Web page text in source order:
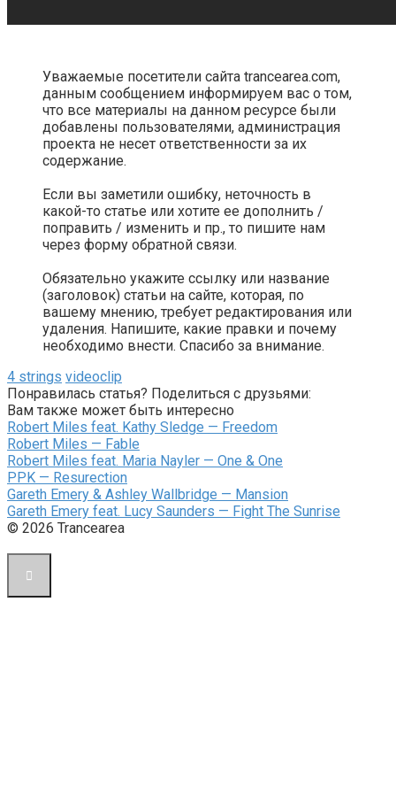
Уважаемые посетители сайта trancearea.com,
данным сообщением информируем вас о том,
что все материалы на данном ресурсе были
добавлены пользователями, администрация
проекта не несет ответственности за их
содержание.
Если вы заметили ошибку, неточность в
какой-то статье или хотите ее дополнить /
поправить / изменить и пр., то пишите нам
через форму обратной связи.
Обязательно укажите ссылку или название
(заголовок) статьи на сайте, которая, по
вашему мнению, требует редактирования или
удаления. Напишите, какие правки и почему
необходимо внести. Спасибо за внимание.
4 strings videoclip
Понравилась статья? Поделиться с друзьями:
Вам также может быть интересно
Robert Miles feat. Kathy Sledge — Freedom
Robert Miles — Fable
Robert Miles feat. Maria Nayler — One & One
PPK — Resurection
Gareth Emery & Ashley Wallbridge — Mansion
Gareth Emery feat. Lucy Saunders — Fight The Sunrise
© 2026 Trancearea